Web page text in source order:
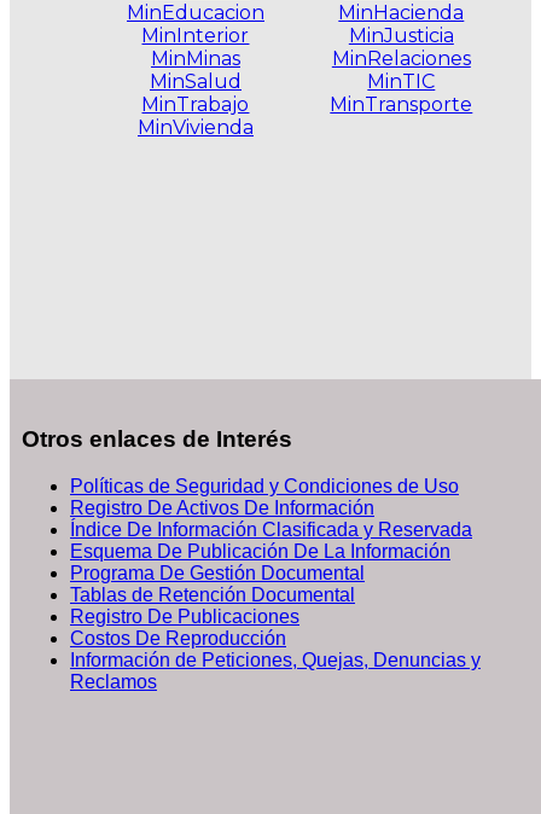
MinEducacion
MinInterior
MinMinas
MinSalud
MinTrabajo
MinVivienda
MinHacienda
MinJusticia
MinRelaciones
MinTIC
MinTransporte
Otros enlaces de Interés
Políticas de Seguridad y Condiciones de Uso
Registro De Activos De Información
Índice De Información Clasificada y Reservada
Esquema De Publicación De La Información
Programa De Gestión Documental
Tablas de Retención Documental
Registro De Publicaciones
Costos De Reproducción
Información de Peticiones, Quejas, Denuncias y
Reclamos